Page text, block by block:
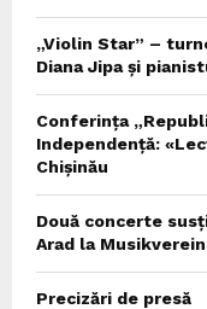
„Violin Star” –
Diana Jipa și
Conferința
Independență:
Chișinău
Două concerte
Arad la
Precizări de presă